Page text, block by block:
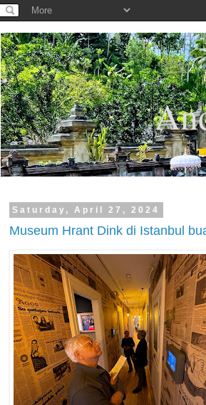
.
Saturday, April 27, 2024
Museum Hrant Dink di Istanbul